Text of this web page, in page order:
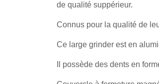
de qualité suppérieur.
Connus pour la qualité de
Ce large grinder est en
Il possède des dents en